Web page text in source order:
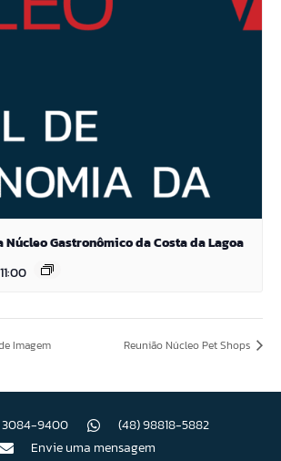
Gastronômico da Costa da Lagoa
11:00
Imagem Reunião Núcleo Pet Shops
3084-9400
(48) 98818-5882
Envie uma mensagem